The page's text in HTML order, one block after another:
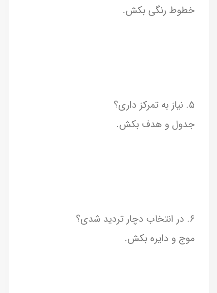
خطوط رنگی بکش.
۵. نیاز به تمرکز داری؟
جدول و هدف بکش.
۶. در انتخاب دچار تردید شدی؟
موج و دایره بکش.